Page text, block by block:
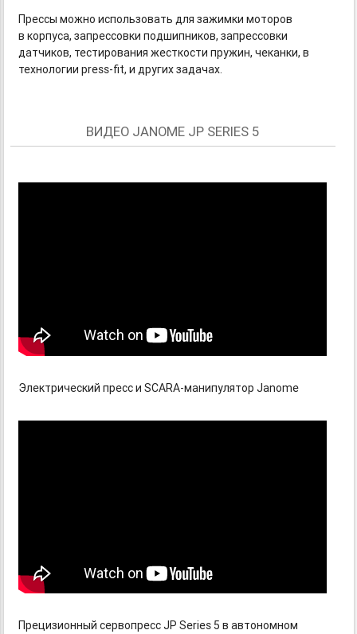
Прессы можно использовать для зажимки моторов
в корпуса, запрессовки подшипников, запрессовки
датчиков, тестирования жесткости пружин, чеканки, в
технологииpress-fit, и других задачах.
ВИДЕО JANOME JP SERIES 5
Электрический пресс и SCARA-манипулятор Janome
Прецизионный сервопресс JP Series 5 в автономном